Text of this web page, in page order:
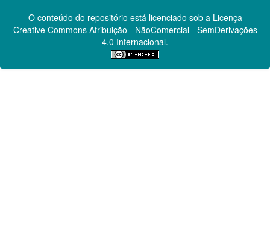
O conteúdo do repositório está licenciado sob a Licença
Creative CommonsAtribuição - NãoComercial - SemDerivações
4.0 Internacional.